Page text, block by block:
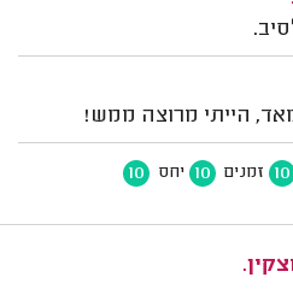
הייתי מרוצה ממש!
10 זמנים 10 יחס 10